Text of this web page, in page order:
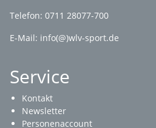
Telefon: 0711 28077-700
E-Mail: info(@)wlv-sport.de
Service
Kontakt
Newsletter
Personenaccount